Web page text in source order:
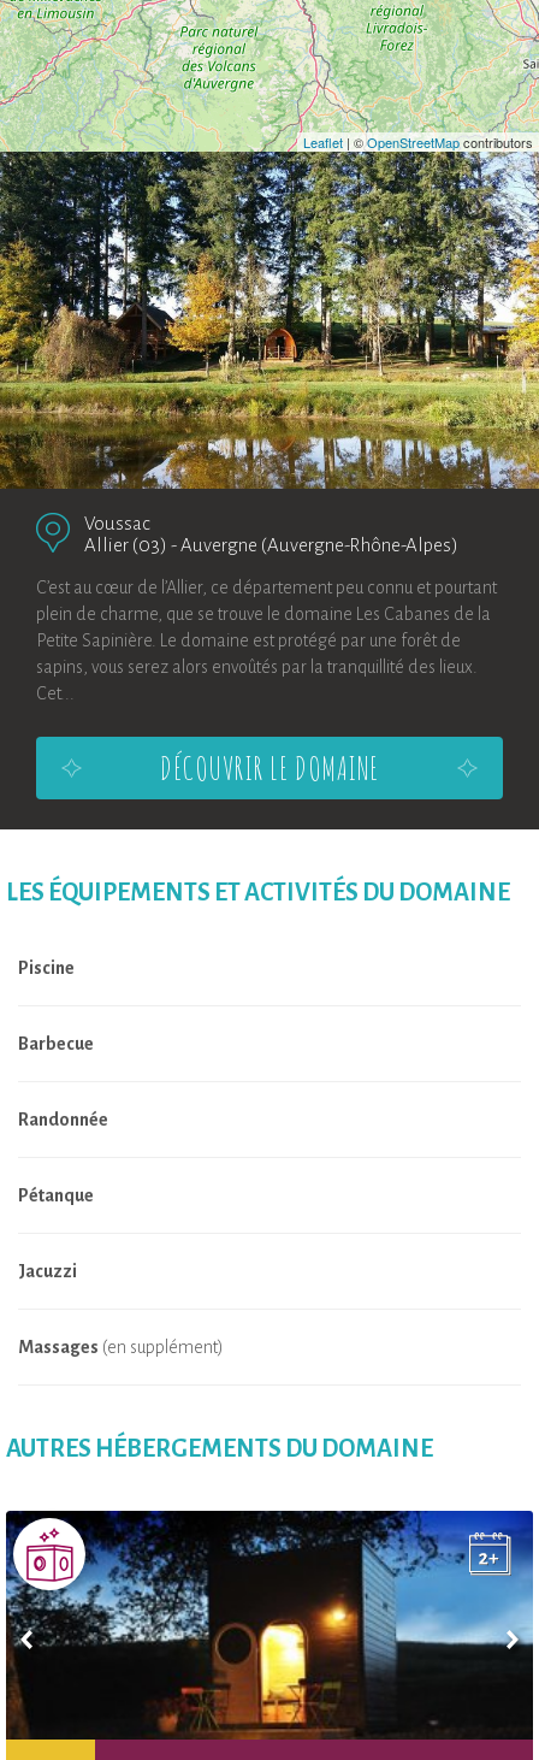
Leaflet | ©OpenStreetMapcontributors
Voussac
Allier (03) -Auvergne (Auvergne-Rhône-Alpes)
C’est au cœur de l’Allier, ce département peu connu et pourtant
plein de charme, que se trouve le domaine Les Cabanes de la
Petite Sapinière. Le domaine est protégé par une forêt de
sapins, vous serez alors envoûtés par la tranquillité des lieux.
Cet...
DÉCOUVRIR LE DOMAINE
LES ÉQUIPEMENTS ET ACTIVITÉS DU DOMAINE
Piscine
Barbecue
Randonnée
Pétanque
Jacuzzi
Massages (en supplément)
AUTRES HÉBERGEMENTS DU DOMAINE